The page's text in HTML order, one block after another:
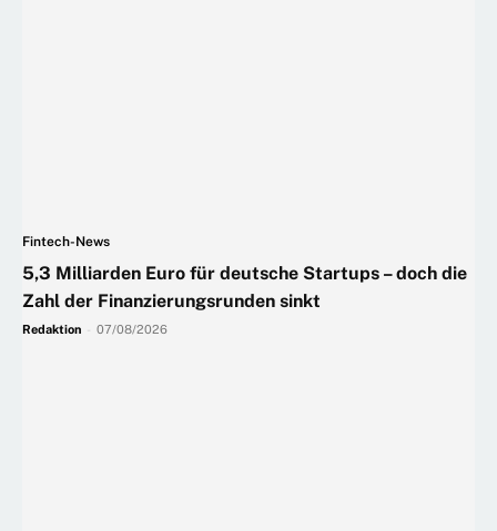
Fintech-News
5,3 Milliarden Euro für deutsche Startups – doch die
Zahl der Finanzierungsrunden sinkt
Redaktion 07/08/2026